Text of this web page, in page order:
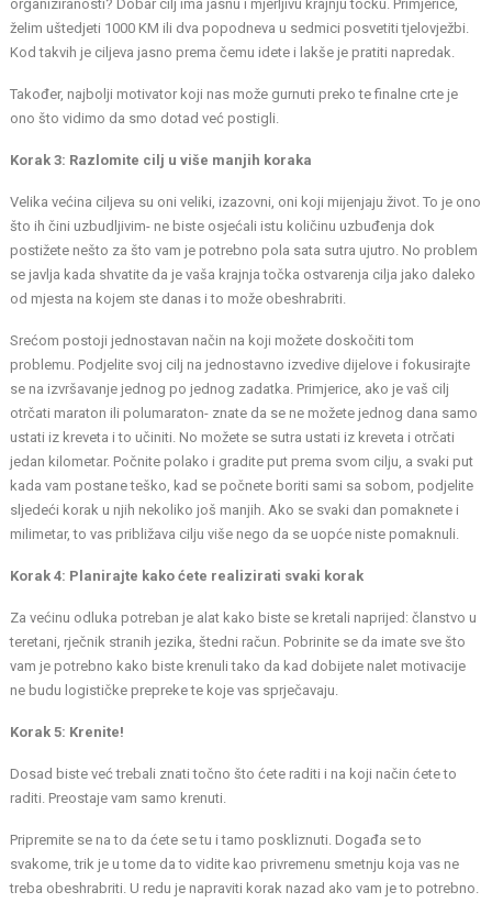
organiziranosti? Dobar cilj ima jasnu i mjerljivu krajnju točku. Primjerice,
želim uštedjeti 1000 KM ili dva popodneva u sedmici posvetiti tjelovježbi.
Kod takvih je ciljeva jasno prema čemu idete i lakše je pratiti napredak.
Također, najbolji motivator koji nas može gurnuti preko te finalne crte je
ono što vidimo da smo dotad već postigli.
Korak 3: Razlomite cilj u više manjih koraka
Velika većina ciljeva su oni veliki, izazovni, oni koji mijenjaju život. To je ono
što ih čini uzbudljivim- ne biste osjećali istu količinu uzbuđenja dok
postižete nešto za što vam je potrebno pola sata sutra ujutro. No problem
se javlja kada shvatite da je vaša krajnja točka ostvarenja cilja jako daleko
od mjesta na kojem ste danas i to može obeshrabriti.
Srećom postoji jednostavan način na koji možete doskočiti tom
problemu. Podjelite svoj cilj na jednostavno izvedive dijelove i fokusirajte
se na izvršavanje jednog po jednog zadatka. Primjerice, ako je vaš cilj
otrčati maraton ili polumaraton- znate da se ne možete jednog dana samo
ustati iz kreveta i to učiniti. No možete se sutra ustati iz kreveta i otrčati
jedan kilometar. Počnite polako i gradite put prema svom cilju, a svaki put
kada vam postane teško, kad se počnete boriti sami sa sobom, podjelite
sljedeći korak u njih nekoliko još manjih. Ako se svaki dan pomaknete i
milimetar, to vas približava cilju više nego da se uopće niste pomaknuli.
Korak 4: Planirajte kako ćete realizirati svaki korak
Za većinu odluka potreban je alat kako biste se kretali naprijed: članstvo u
teretani, rječnik stranih jezika, štedni račun. Pobrinite se da imate sve što
vam je potrebno kako biste krenuli tako da kad dobijete nalet motivacije
ne budu logističke prepreke te koje vas sprječavaju.
Korak 5: Krenite!
Dosad biste već trebali znati točno što ćete raditi i na koji način ćete to
raditi. Preostaje vam samo krenuti.
Pripremite se na to da ćete se tu i tamo poskliznuti. Događa se to
svakome, trik je u tome da to vidite kao privremenu smetnju koja vas ne
treba obeshrabriti. U redu je napraviti korak nazad ako vam je to potrebno.